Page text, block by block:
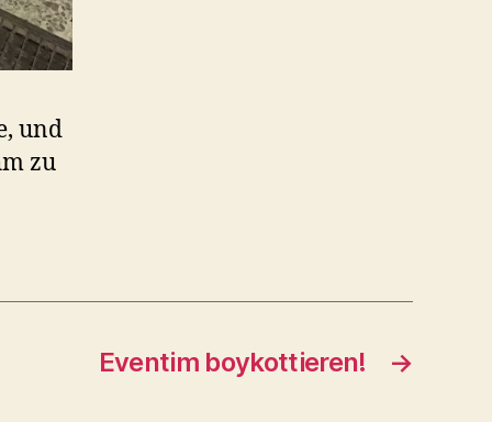
und
zu
→
Eventim boykottieren!